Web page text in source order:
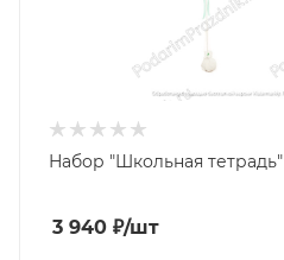
Набор "Школьная тетрадь"
3 940 ₽/шт